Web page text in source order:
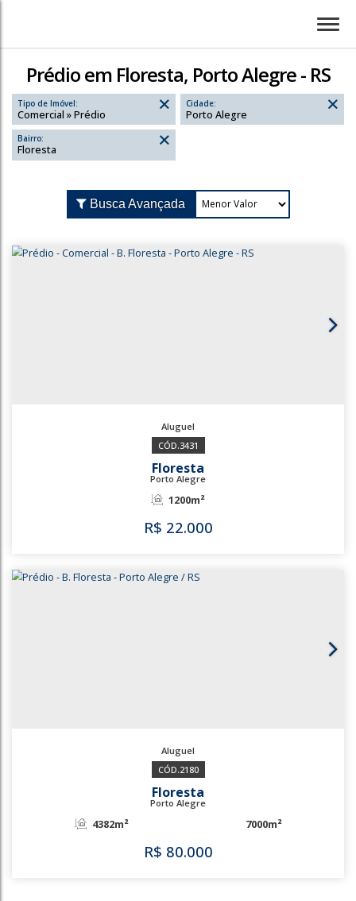
Prédio em Floresta, Porto Alegre - RS
Tipo de Imóvel:
Comercial » Prédio
Cidade:
Porto Alegre
Bairro:
Busca Avançada
Floresta